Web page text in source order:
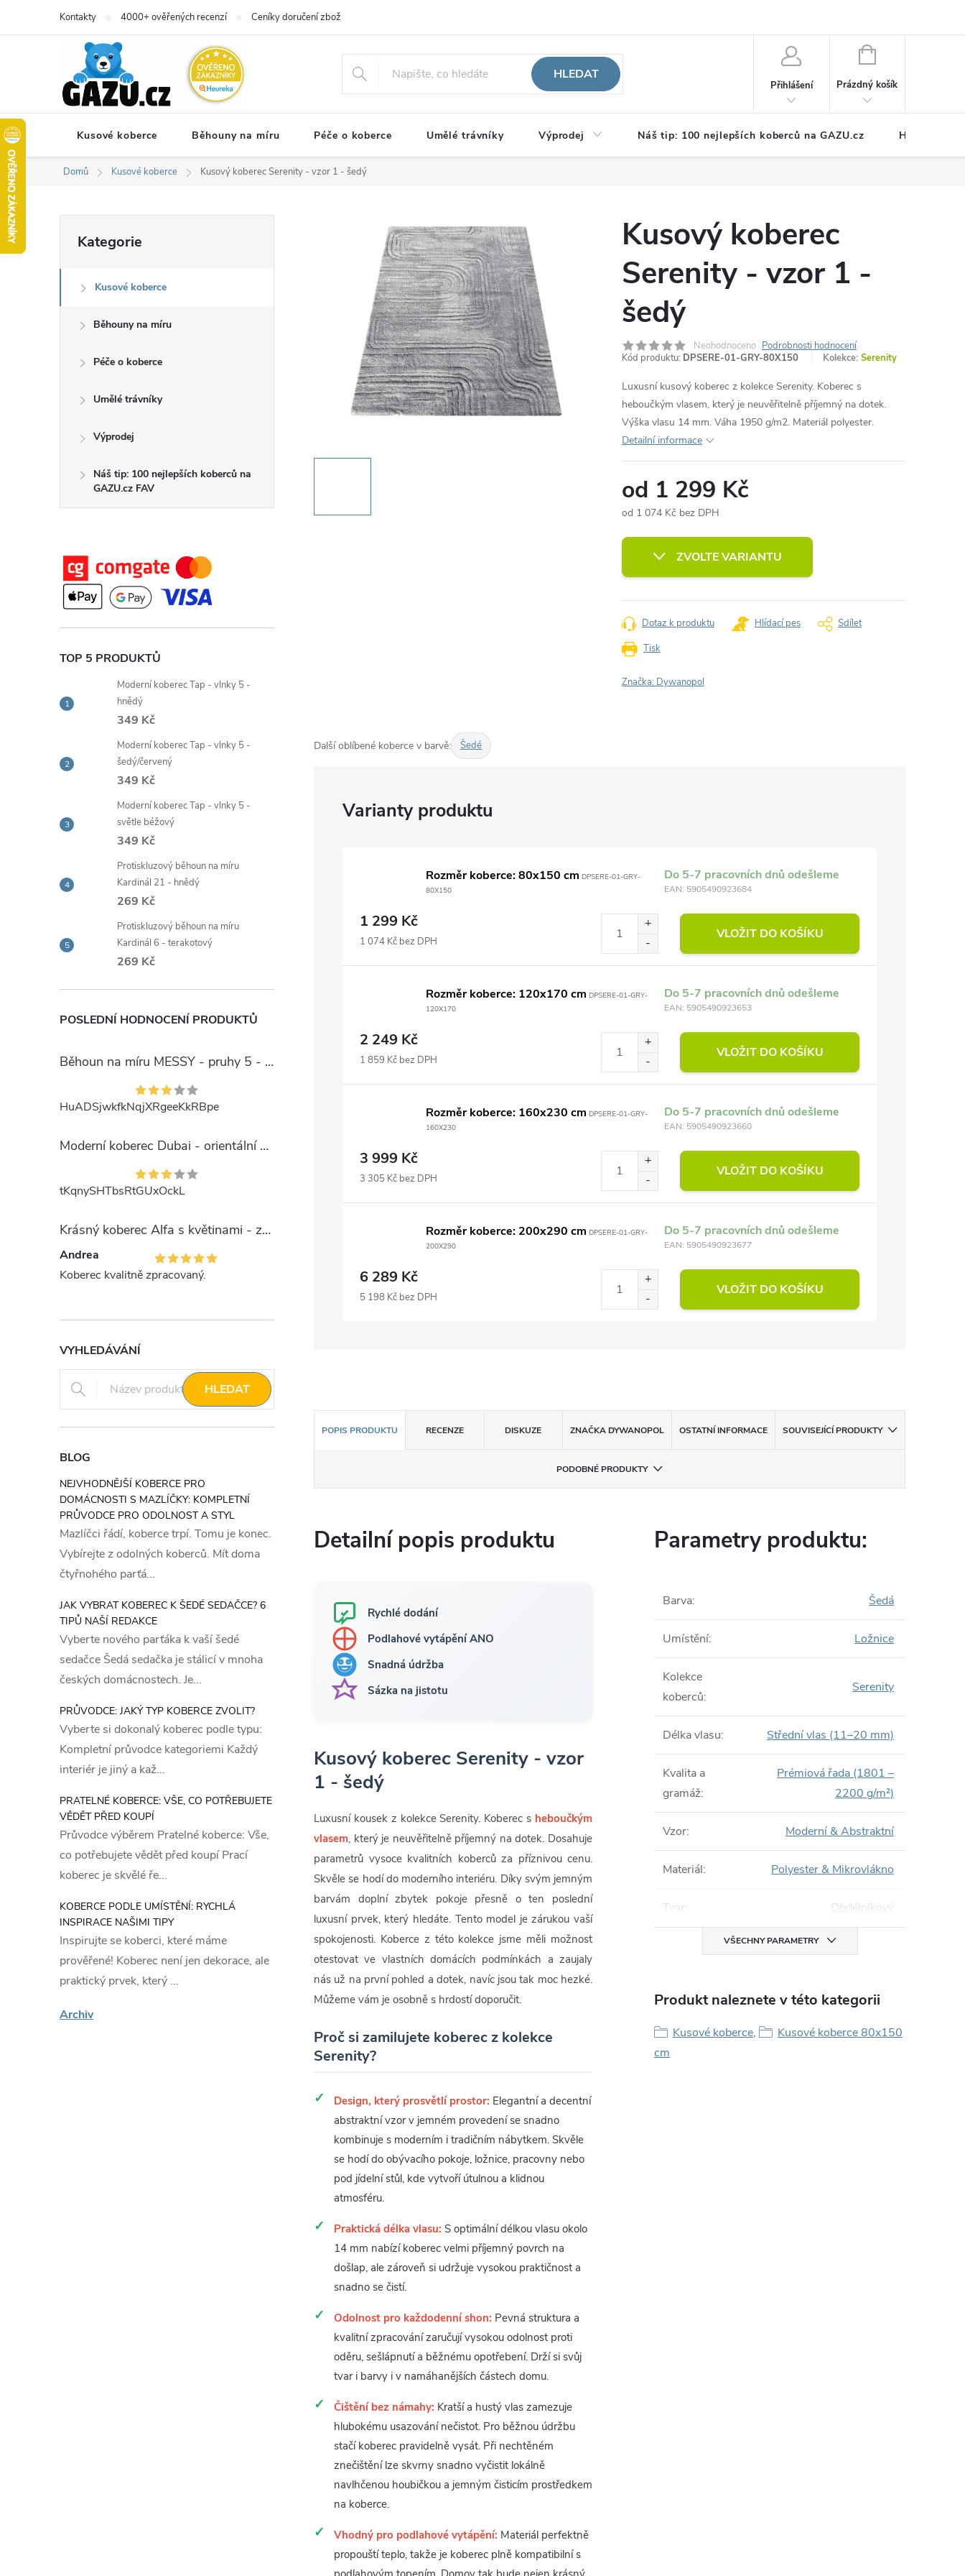
Kontakty 4000+ ověřených recenzí Ceníky doručení zboží
HLEDAT
Přihlášení
NÁKUPNÍ
Prázdný košík
Kusové koberce Běhouny na míru Péče o koberce Umělé trávníky Výprodej Náš tip: 100 nejlepších koberců na GAZU.cz Hodnocení
Domů Kusové koberce Kusový koberec Serenity - vzor 1 - šedý
o
s
í
p
a
n
e
l
kategorie
Kategorie
Kusové koberce
Běhouny na míru
Péče o koberce
Umělé trávníky
Výprodej
Náš tip: 100 nejlepších koberců na
GAZU.cz FAV
TOP 5 PRODUKTŮ
Moderní koberec Tap - vlnky 5 -
hnědý
349 Kč
Moderní koberec Tap - vlnky 5 -
šedý/červený
349 Kč
Moderní koberec Tap - vlnky 5 -
světle béžový
349 Kč
Protiskluzový běhoun na míru
Kardinál 21 - hnědý
269 Kč
Protiskluzový běhoun na míru
Kardinál 6 - terakotový
269 Kč
POSLEDNÍ HODNOCENÍ PRODUKTŮ
Běhoun na míru MESSY - pruhy 5 - béžový
HuADSjwkfkNqjXRgeeKkRBpe
Moderní koberec Dubai - orientální 6 - červený
tKqnySHTbsRtGUxOckL
Krásný koberec Alfa s květinami - zelený
Andrea
Koberec kvalitně zpracovaný.
VYHLEDÁVÁNÍ
HLEDAT
BLOG
NEJVHODNĚJŠÍ KOBERCE PRO
DOMÁCNOSTI S MAZLÍČKY: KOMPLETNÍ
PRŮVODCE PRO ODOLNOST A STYL
Mazlíčci řádí, koberce trpí. Tomu je konec.
Vybírejte z odolných koberců. Mít doma
čtyřnohého parťá...
JAK VYBRAT KOBEREC K ŠEDÉ SEDAČCE? 6
TIPŮ NAŠÍ REDAKCE
Vyberte nového parťáka k vaší šedé
sedačce Šedá sedačka je stálicí v mnoha
českých domácnostech. Je...
PRŮVODCE: JAKÝ TYP KOBERCE ZVOLIT?
Vyberte si dokonalý koberec podle typu:
Kompletní průvodce kategoriemi Každý
interiér je jiný a kaž...
PRATELNÉ KOBERCE: VŠE, CO POTŘEBUJETE
VĚDĚT PŘED KOUPÍ
Průvodce výběrem Pratelné koberce: Vše,
co potřebujete vědět před koupí Prací
koberec je skvělé ře...
KOBERCE PODLE UMÍSTĚNÍ: RYCHLÁ
INSPIRACE NAŠIMI TIPY
Inspirujte se koberci, které máme
prověřené! Koberec není jen dekorace, ale
praktický prvek, který ...
Archiv
Kusový koberec
Serenity - vzor 1 -
šedý
Neohodnoceno Podrobnosti hodnocení
Kód produktu: DPSERE-01-GRY-80X150 Kolekce: Serenity
Luxusní kusový koberec z kolekce Serenity. Koberec s
heboučkým vlasem, který je neuvěřitelně příjemný na dotek.
Výška vlasu 14 mm. Váha 1950 g/m2. Materiál polyester.
Detailní informace
od 1 299 Kč
od 1 074 Kč bez DPH
cena:
ZVOLTE VARIANTU
Tisk
Dotaz k produktu Hlídací pes Sdílet
Značka: Dywanopol
Další oblíbené koberce v barvě: Šedé
Rozměr koberce: 80x150 cm DPSERE-01-GRY-
80X150
Do 5-7 pracovních dnů odešleme
EAN: 5905490923684
1 299 Kč
1 074 Kč bez DPH VLOŽIT DO KOŠÍKU
Rozměr koberce: 120x170 cm DPSERE-01-GRY-
120X170
Do 5-7 pracovních dnů odešleme
EAN: 5905490923653
2 249 Kč
1 859 Kč bez DPH VLOŽIT DO KOŠÍKU
Rozměr koberce: 160x230 cm DPSERE-01-GRY-
160X230
Do 5-7 pracovních dnů odešleme
EAN: 5905490923660
3 999 Kč
3 305 Kč bez DPH VLOŽIT DO KOŠÍKU
Rozměr koberce: 200x290 cm DPSERE-01-GRY-
200X290
Do 5-7 pracovních dnů odešleme
EAN: 5905490923677
6 289 Kč
5 198 Kč bez DPH VLOŽIT DO KOŠÍKU
POPIS PRODUKTU RECENZE DISKUZE ZNAČKA DYWANOPOL OSTATNÍ INFORMACE SOUVISEJÍCÍ PRODUKTY
PODOBNÉ PRODUKTY
Detailní popis produktu
Rychlé dodání
Podlahové vytápění ANO
Snadná údržba
Sázka na jistotu
Kusový koberec Serenity - vzor
1 - šedý
Luxusní kousek z kolekce Serenity. Koberec s heboučkým
vlasem, který je neuvěřitelně příjemný na dotek. Dosahuje
parametrů vysoce kvalitních koberců za příznivou cenu.
Skvěle se hodí do moderního interiéru. Díky svým jemným
barvám doplní zbytek pokoje přesně o ten poslední
luxusní prvek, který hledáte. Tento model je zárukou vaší
spokojenosti. Koberce z této kolekce jsme měli možnost
otestovat ve vlastních domácích podmínkách a zaujaly
nás už na první pohled a dotek, navíc jsou tak moc hezké.
Můžeme vám je osobně s hrdostí doporučit.
Proč si zamilujete koberec z kolekce
Serenity?
Design, který prosvětlí prostor: Elegantní a decentní
abstraktní vzor v jemném provedení se snadno
kombinuje s moderním i tradičním nábytkem. Skvěle
se hodí do obývacího pokoje, ložnice, pracovny nebo
pod jídelní stůl, kde vytvoří útulnou a klidnou
atmosféru.
Praktická délka vlasu: S optimální délkou vlasu okolo
14 mm nabízí koberec velmi příjemný povrch na
došlap, ale zároveň si udržuje vysokou praktičnost a
snadno se čistí.
Odolnost pro každodenní shon: Pevná struktura a
kvalitní zpracování zaručují vysokou odolnost proti
oděru, sešlápnutí a běžnému opotřebení. Drží si svůj
tvar i barvy i v namáhanějších částech domu.
Čištění bez námahy: Kratší a hustý vlas zamezuje
hlubokému usazování nečistot. Pro běžnou údržbu
stačí koberec pravidelně vysát. Při nechtěném
znečištění lze skvrny snadno vyčistit lokálně
navlhčenou houbičkou a jemným čisticím prostředkem
na koberce.
Vhodný pro podlahové vytápění: Materiál perfektně
propouští teplo, takže je koberec plně kompatibilní s
Parametry produktu:
Barva: Šedá
Umístění: Ložnice
Kolekce
koberců:
Serenity
Délka vlasu: Střední vlas (11–20 mm)
Kvalita a
gramáž:
Prémiová řada (1801 –
2200 g/m²)
Vzor: Moderní & Abstraktní
Materiál: Polyester & Mikrovlákno
Tvar: Obdélníkový
VŠECHNY PARAMETRY
Produkt naleznete v této kategorii
Kusové koberce,
Kusové koberce 80x150
cm